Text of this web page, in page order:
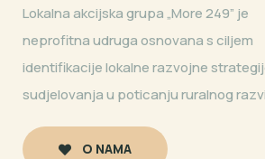
Lokalna akcijska grupa „More 249” je
neprofitna udruga osnovana s ciljem
identifikacije lokalne razvojne
sudjelovanja u poticanju ruralnog
O NAMA